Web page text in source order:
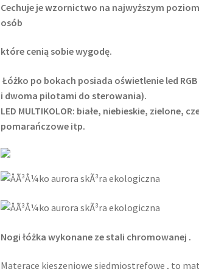
Cechuje je wzornictwo na najwyższym
osób
które cenią sobie wygodę.
Łóżko po bokach posiada oświetlenie led
i dwoma pilotami do sterowania).
LED MULTIKOLOR: białe, niebieskie, zielone,
pomarańczowe itp.
Nogi łóżka wykonane ze stali chromowanej .
Materace kieszeniowe siedmiostrefowe , to